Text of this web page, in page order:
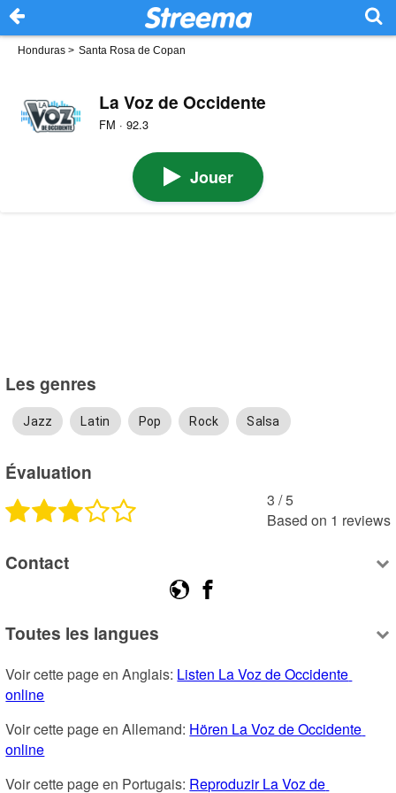
Honduras > Santa Rosa de Copan
La Voz de Occidente
FM · 92.3
Jouer
Les genres
Jazz Latin Pop Rock Salsa
Évaluation
3 /5
Based on 1 reviews
Contact
Toutes les langues
Voir cette page en Anglais: Listen La Voz de Occidente
online
Voir cette page en Allemand: Hören La Voz de Occidente
online
Voir cette page en Portugais: Reproduzir La Voz de